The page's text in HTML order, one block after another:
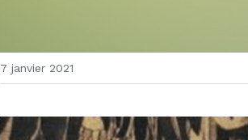
7 janvier 2021